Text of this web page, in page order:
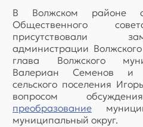
В Волжском районе
Общественного
присутствовали
администрации
глава Волжского
Валериан Семенов и
сельского поселения
вопросом
преобразование
муниципальный округ.